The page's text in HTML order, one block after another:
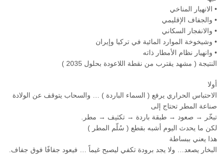
• الانهيار المناخي
• والجفاف الإقليمي
• والانفجار السكاني
• وشيخوخة الموارد المائية في تركيا وإيران
• وانهيار نظام الأمطار ذاته
النتيجة ( مشهد يقترب من نقطة اللاعودة بحلول 2035 )
أولا
الاحتباس الحراري يرفع ( السماء الباردة ) … والسحاب يتوقف عن الولادة
صناعة المطر تحتاج إلى
تبخّر → صعود → طبقة باردة → تكثيف → مطر.
لكن ما يحدث اليوم أشبه بقطع ( سُلّم المطر )
هذا يعني ببساطة
البخار يصعد… ولا يجد برودة تكفي ليصبح غيماً … فيعود جفافًا فوق جفاف.